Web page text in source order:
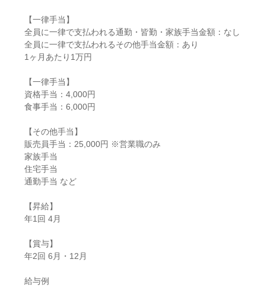
【一律手当】
全員に一律で支払われる通勤・皆勤・家族手当金額：なし
全員に一律で支払われるその他手当金額：あり
1ヶ月あたり1万円
【一律手当】
資格手当：4,000円
食事手当：6,000円
【その他手当】
販売員手当：25,000円 ※営業職のみ
家族手当
住宅手当
通勤手当 など
【昇給】
年1回 4月
【賞与】
年2回 6月・12月
給与例